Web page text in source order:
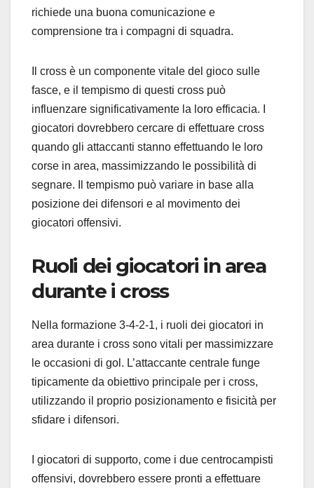
richiede una buona comunicazione e
comprensione tra i compagni di squadra.
Il cross è un componente vitale del gioco sulle
fasce, e il tempismo di questi cross può
influenzare significativamente la loro efficacia. I
giocatori dovrebbero cercare di effettuare cross
quando gli attaccanti stanno effettuando le loro
corse in area, massimizzando le possibilità di
segnare. Il tempismo può variare in base alla
posizione dei difensori e al movimento dei
giocatori offensivi.
Ruoli dei giocatori in area
durante i cross
Nella formazione 3-4-2-1, i ruoli dei giocatori in
area durante i cross sono vitali per massimizzare
le occasioni di gol. L’attaccante centrale funge
tipicamente da obiettivo principale per i cross,
utilizzando il proprio posizionamento e fisicità per
sfidare i difensori.
I giocatori di supporto, come i due centrocampisti
offensivi, dovrebbero essere pronti a effettuare